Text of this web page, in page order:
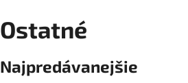
Ostatné
Najpredávanejšie